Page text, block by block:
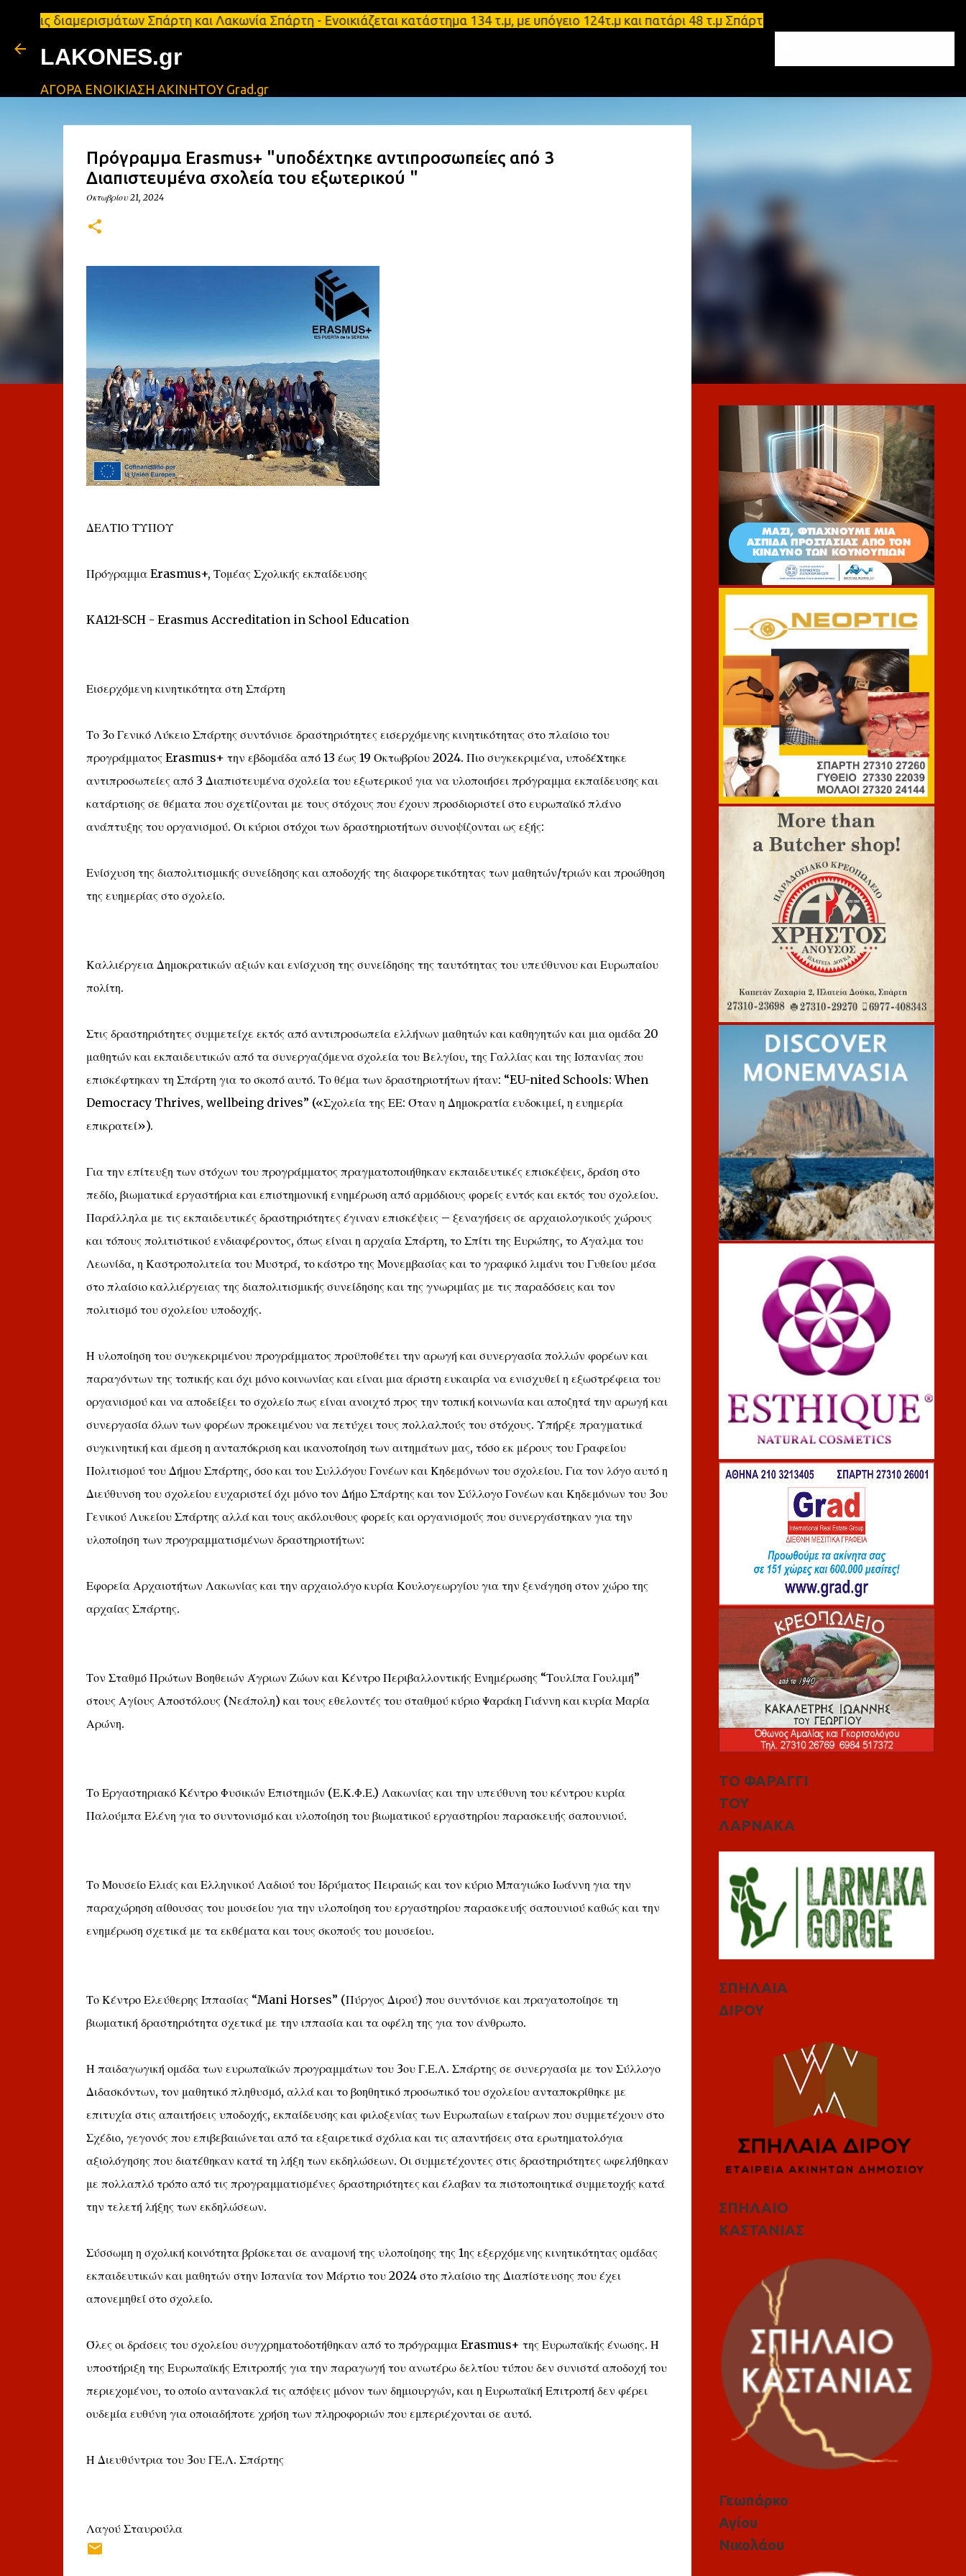
Μετάβαση στο κύριο περιεχόμενο
Σπάρτη και Λακωνία Σπάρτη - Ενοικιάζεται κατάστημα 134 τ.μ, με υπόγειο 124τ.μ και πατάρι 48 τ.μ Σπάρτη - Ενοικιάζεται επιπλωμένο
LAKONES.gr
ΑΓΟΡΑ ΕΝΟΙΚΙΑΣΗ ΑΚΙΝΗΤΟΥ Grad.gr
Πρόγραμμα Erasmus+ "υποδέxτηκε αντιπροσωπείες από 3
Διαπιστευμένα σχολεία του εξωτερικού "
Οκτωβρίου 21, 2024
ΔΕΛΤΙΟ ΤΥΠΟΥ
Πρόγραμμα Erasmus+, Τομέας Σχολικής εκπαίδευσης
KA121-SCH - Erasmus Accreditation in School Education
Εισερχόμενη κινητικότητα στη Σπάρτη
Το 3ο Γενικό Λύκειο Σπάρτης συντόνισε δραστηριότητες εισερχόμενης κινητικότητας στο πλαίσιο του
προγράμματος Erasmus+ την εβδομάδα από 13 έως 19 Οκτωβρίου 2024. Πιο συγκεκριμένα, υποδέxτηκε
αντιπροσωπείες από 3 Διαπιστευμένα σχολεία του εξωτερικού για να υλοποιήσει πρόγραμμα εκπαίδευσης και
κατάρτισης σε θέματα που σχετίζονται με τους στόχους που έχουν προσδιοριστεί στο ευρωπαϊκό πλάνο
ανάπτυξης του οργανισμού. Οι κύριοι στόχοι των δραστηριοτήτων συνοψίζονται ως εξής:
Ενίσχυση της διαπολιτισμικής συνείδησης και αποδοχής της διαφορετικότητας των μαθητών/τριών και προώθηση
της ευημερίας στο σχολείο.
Καλλιέργεια Δημοκρατικών αξιών και ενίσχυση της συνείδησης της ταυτότητας του υπεύθυνου και Ευρωπαίου
πολίτη.
Στις δραστηριότητες συμμετείχε εκτός από αντιπροσωπεία ελλήνων μαθητών και καθηγητών και μια ομάδα 20
μαθητών και εκπαιδευτικών από τα συνεργαζόμενα σχολεία του Βελγίου, της Γαλλίας και της Ισπανίας που
επισκέφτηκαν τη Σπάρτη για το σκοπό αυτό. Το θέμα των δραστηριοτήτων ήταν: “EU-nited Schools: When
Democracy Thrives, wellbeing drives” («Σχολεία της ΕΕ: Όταν η Δημοκρατία ευδοκιμεί, η ευημερία
επικρατεί»).
Για την επίτευξη των στόχων του προγράμματος πραγματοποιήθηκαν εκπαιδευτικές επισκέψεις, δράση στο
πεδίο, βιωματικά εργαστήρια και επιστημονική ενημέρωση από αρμόδιους φορείς εντός και εκτός του σχολείου.
Παράλληλα με τις εκπαιδευτικές δραστηριότητες έγιναν επισκέψεις – ξεναγήσεις σε αρχαιολογικούς χώρους
και τόπους πολιτιστικού ενδιαφέροντος, όπως είναι η αρχαία Σπάρτη, το Σπίτι της Ευρώπης, το Άγαλμα του
Λεωνίδα, η Καστροπολιτεία του Μυστρά, το κάστρο της Μονεμβασίας και το γραφικό λιμάνι του Γυθείου μέσα
στο πλαίσιο καλλιέργειας της διαπολιτισμικής συνείδησης και της γνωριμίας με τις παραδόσεις και τον
πολιτισμό του σχολείου υποδοχής.
Η υλοποίηση του συγκεκριμένου προγράμματος προϋποθέτει την αρωγή και συνεργασία πολλών φορέων και
παραγόντων της τοπικής και όχι μόνο κοινωνίας και είναι μια άριστη ευκαιρία να ενισχυθεί η εξωστρέφεια του
οργανισμού και να αποδείξει το σχολείο πως είναι ανοιχτό προς την τοπική κοινωνία και αποζητά την αρωγή και
συνεργασία όλων των φορέων προκειμένου να πετύχει τους πολλαλπούς του στόχους. Υπήρξε πραγματικά
συγκινητική και άμεση η ανταπόκριση και ικανοποίηση των αιτημάτων μας, τόσο εκ μέρους του Γραφείου
Πολιτισμού του Δήμου Σπάρτης, όσο και του Συλλόγου Γονέων και Κηδεμόνων του σχολείου. Για τον λόγο αυτό η
Διεύθυνση του σχολείου ευχαριστεί όχι μόνο τον Δήμο Σπάρτης και τον Σύλλογο Γονέων και Κηδεμόνων του 3ου
Γενικού Λυκείου Σπάρτης αλλά και τους ακόλουθους φορείς και οργανισμούς που συνεργάστηκαν για την
υλοποίηση των προγραμματισμένων δραστηριοτήτων:
Εφορεία Αρχαιοτήτων Λακωνίας και την αρχαιολόγο κυρία Κουλογεωργίου για την ξενάγηση στον χώρο της
αρχαίας Σπάρτης.
Τον Σταθμό Πρώτων Βοηθειών Άγριων Ζώων και Κέντρο Περιβαλλοντικής Ενημέρωσης “Τουλίπα Γουλιμή”
στους Αγίους Αποστόλους (Νεάπολη) και τους εθελοντές του σταθμού κύριο Ψαράκη Γιάννη και κυρία Μαρία
Αρώνη.
Το Εργαστηριακό Κέντρο Φυσικών Επιστημών (Ε.Κ.Φ.Ε.) Λακωνίας και την υπεύθυνη του κέντρου κυρία
Παλούμπα Ελένη για το συντονισμό και υλοποίηση του βιωματικού εργαστηρίου παρασκευής σαπουνιού.
Το Μουσείο Ελιάς και Ελληνικού Λαδιού του Ιδρύματος Πειραιώς και τον κύριο Μπαγιώκο Ιωάννη για την
παραχώρηση αίθουσας του μουσείου για την υλοποίηση του εργαστηρίου παρασκευής σαπουνιού καθώς και την
ενημέρωση σχετικά με τα εκθέματα και τους σκοπούς του μουσείου.
Το Κέντρο Ελεύθερης Ιππασίας “Mani Horses” (Πύργος Διρού) που συντόνισε και πραγατοποίησε τη
βιωματική δραστηριότητα σχετικά με την ιππασία και τα οφέλη της για τον άνθρωπο.
Η παιδαγωγική ομάδα των ευρωπαϊκών προγραμμάτων του 3ου Γ.Ε.Λ. Σπάρτης σε συνεργασία με τον Σύλλογο
Διδασκόντων, τον μαθητικό πληθυσμό, αλλά και το βοηθητικό προσωπικό του σχολείου ανταποκρίθηκε με
επιτυχία στις απαιτήσεις υποδοχής, εκπαίδευσης και φιλοξενίας των Ευρωπαίων εταίρων που συμμετέχουν στο
Σχέδιο, γεγονός που επιβεβαιώνεται από τα εξαιρετικά σχόλια και τις απαντήσεις στα ερωτηματολόγια
αξιολόγησης που διατέθηκαν κατά τη λήξη των εκδηλώσεων. Οι συμμετέχοντες στις δραστηριότητες ωφελήθηκαν
με πολλαπλό τρόπο από τις προγραμματισμένες δραστηριότητες και έλαβαν τα πιστοποιητικά συμμετοχής κατά
την τελετή λήξης των εκδηλώσεων.
Σύσσωμη η σχολική κοινότητα βρίσκεται σε αναμονή της υλοποίησης της 1ης εξερχόμενης κινητικότητας ομάδας
εκπαιδευτικών και μαθητών στην Ισπανία τον Μάρτιο του 2024 στο πλαίσιο της Διαπίστευσης που έχει
απονεμηθεί στο σχολείο.
Όλες οι δράσεις του σχολείου συγχρηματοδοτήθηκαν από το πρόγραμμα Erasmus+ της Ευρωπαϊκής ένωσης. Η
υποστήριξη της Ευρωπαϊκής Επιτροπής για την παραγωγή του ανωτέρω δελτίου τύπου δεν συνιστά αποδοχή του
περιεχομένου, το οποίο αντανακλά τις απόψεις μόνον των δημιουργών, και η Ευρωπαϊκή Επιτροπή δεν φέρει
ουδεμία ευθύνη για οποιαδήποτε χρήση των πληροφοριών που εμπεριέχονται σε αυτό.
Η Διευθύντρια του 3ου ΓΕ.Λ. Σπάρτης
Λαγού Σταυρούλα
ΤΟ ΦΑΡΑΓΓΙ
ΤΟΥ
ΛΑΡΝΑΚΑ
ΣΠΗΛΑΙΑ
ΔΙΡΟΥ
ΣΠΗΛΑΙΟ
ΚΑΣΤΑΝΙΑΣ
Γεωπάρκο
Αγίου
Νικολάου